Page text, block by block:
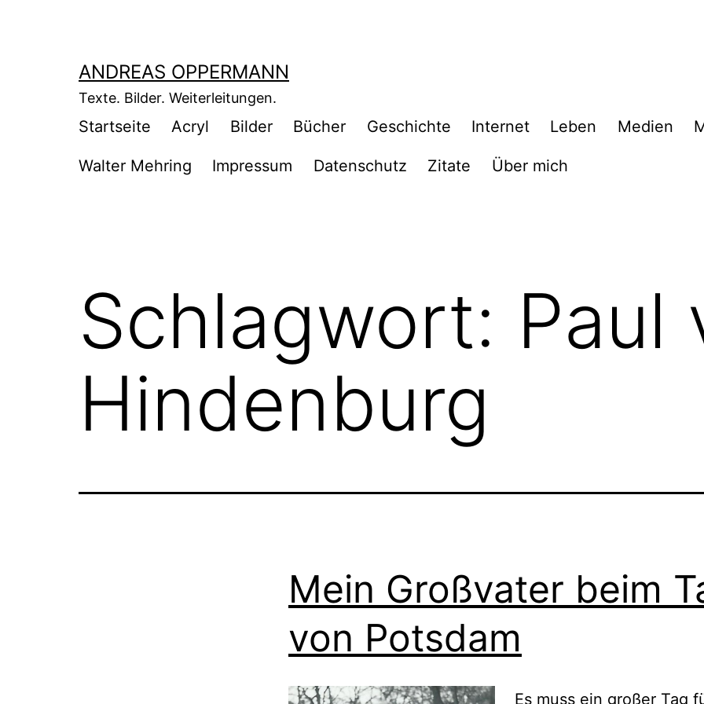
ANDREAS OPPERMANN
Texte. Bilder. Weiterleitungen.
Startseite Acryl Bilder Bücher Geschichte Internet Leben Medien
Walter Mehring Impressum Datenschutz Zitate Über mich
Schlagwort: Paul
Hindenburg
Mein Großvater beim
von Potsdam
Es muss ein großer Tag